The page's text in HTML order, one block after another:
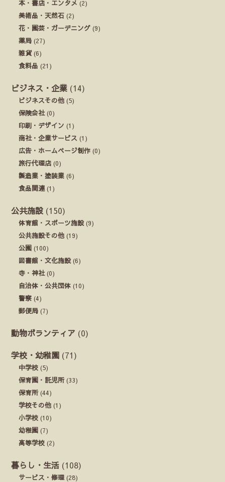
本・書店・エンタメ (2)
美術品・天然石 (2)
花・園芸・ガーデニング (9)
薬局 (27)
雑貨(6)
食料品 (21)
ビジネス・企業 (14)
ビジネスその他 (5)
保険会社(0)
印刷・デザイン (1)
商社・企業サービス (1)
広告・ホームページ制作 (0)
旅行代理店 (0)
製造業・塗装業 (6)
食品関連 (1)
公共施設 (150)
体育館・スポーツ施設(9)
公共施設その他 (19)
公園 (100)
図書館・文化施設(6)
寺・神社(0)
自治体・公共団体 (10)
警察 (4)
郵便局 (7)
動物ボランティア (0)
学校・幼稚園 (71)
中学校 (5)
保育園・託児所(33)
保育所(44)
学校その他 (1)
小学校 (10)
幼稚園 (7)
高等学校 (2)
暮らし・生活 (108)
サービス・修理 (28)